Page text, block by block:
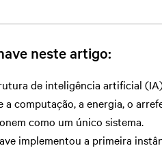
neste artigo:
de inteligência artificial
a computação, a energia, o
como um único sistema.
implementou a primeira